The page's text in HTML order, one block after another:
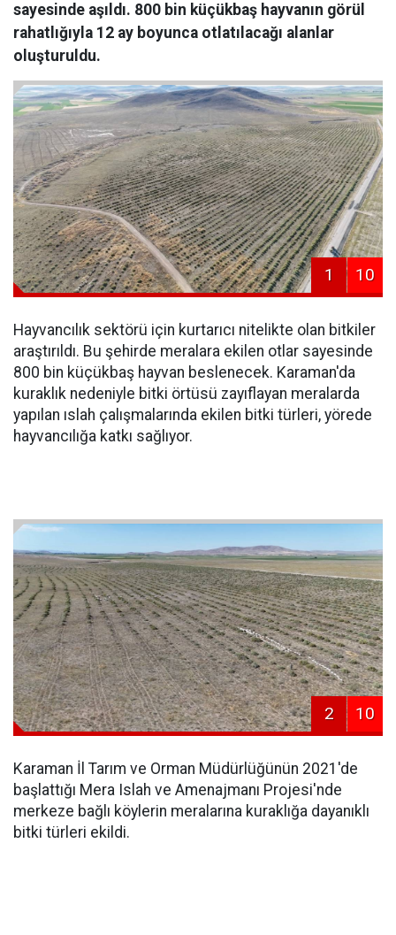
sayesinde aşıldı. 800 bin küçükbaş hayvanın görül
rahatlığıyla 12 ay boyunca otlatılacağı alanlar
oluşturuldu.
1 10
Hayvancılık sektörü için kurtarıcı nitelikte olan bitkiler
araştırıldı. Bu şehirde meralara ekilen otlar sayesinde
800 bin küçükbaş hayvan beslenecek. Karaman'da
kuraklık nedeniyle bitki örtüsü zayıflayan meralarda
yapılan ıslah çalışmalarında ekilen bitki türleri, yörede
hayvancılığa katkı sağlıyor.
2 10
Karaman İl Tarım ve Orman Müdürlüğünün 2021'de
başlattığı Mera Islah ve Amenajmanı Projesi'nde
merkeze bağlı köylerin meralarına kuraklığa dayanıklı
bitki türleri ekildi.